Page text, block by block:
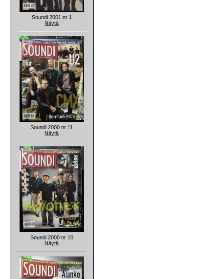
Soundi 2001 nr 1
Näytä
Soundi 2000 nr 11
Näytä
Soundi 2000 nr 10
Näytä